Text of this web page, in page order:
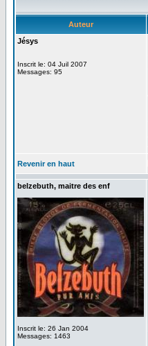
Auteur
Jésys
Inscrit le: 04 Juil 2007
Messages: 95
Revenir en haut
belzebuth, maitre des enf
Inscrit le: 26 Jan 2004
Messages: 1463